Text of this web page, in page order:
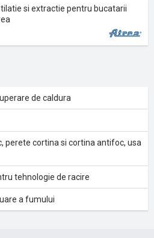
si extractie pentru bucatarii
de caldura
perete cortina si cortina antifoc, usa
tehnologie de racire
a fumului